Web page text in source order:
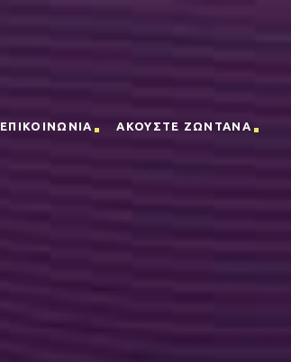
ΕΠΙΚΟΙΝΩΝΙΑ ΑΚΟΥΣΤΕ ΖΩΝΤΑΝΑ